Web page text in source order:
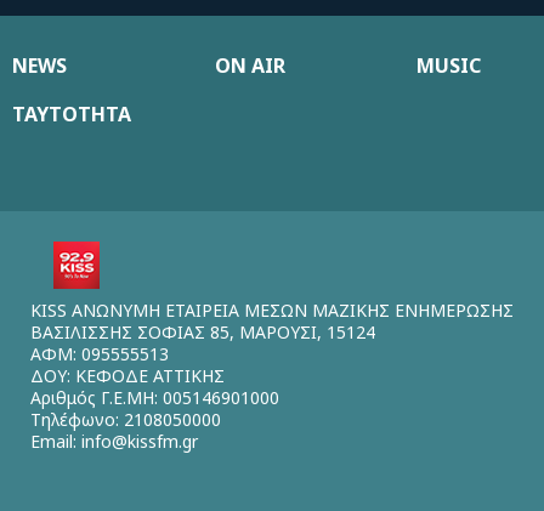
NEWS ON AIR
MUSIC
ΤΑΥΤΟΤΗΤΑ
KISS ΑΝΩΝΥΜΗ ΕΤΑΙΡΕΙΑ ΜΕΣΩΝ ΜΑΖΙΚΗΣ ΕΝΗΜΕΡΩΣΗΣ
ΒΑΣΙΛΙΣΣΗΣ ΣΟΦΙΑΣ 85, ΜΑΡΟΥΣΙ, 15124
ΑΦΜ: 095555513
ΔΟΥ: ΚΕΦΟΔΕ ΑΤΤΙΚΗΣ
Αριθμός Γ.Ε.ΜΗ: 005146901000
Τηλέφωνο: 2108050000
Email: info@kissfm.gr